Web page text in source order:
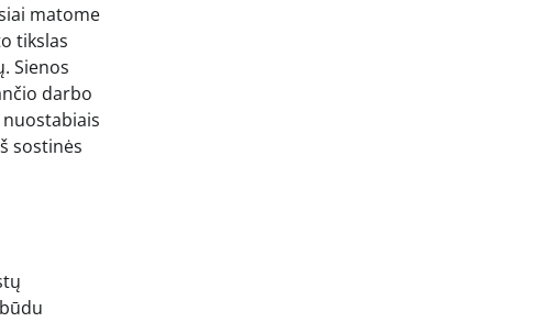
matome
tikslas
Sienos
darbo
sostinės